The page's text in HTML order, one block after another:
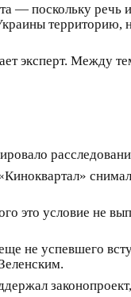
— поскольку речь
эксперт. Между
это условие не
не успевшего